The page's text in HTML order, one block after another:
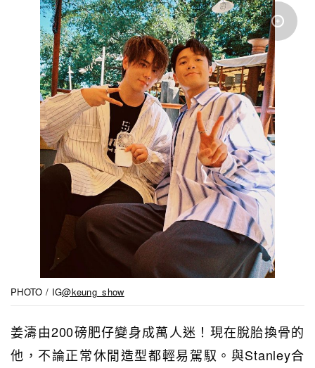
PHOTO / IG@keung_show
姜濤由200磅肥仔變身成萬人迷！現在脫胎換骨的
他，不論正常休閒造型都輕易駕馭。與Stanley合